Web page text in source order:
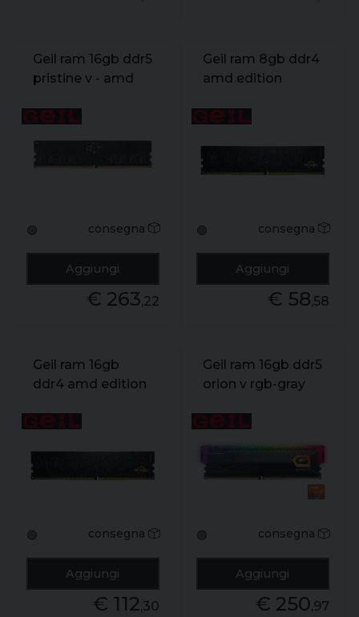
Geil ram 16gb ddr5
pristine v - amd
4800mhz 40-40-
🟢 consegna
Aggiungi
€ 263,22
Geil ram 8gb ddr4
amd edition
25600 3200mhz
🟢 consegna
Aggiungi
€ 58,58
Geil ram 16gb
ddr4 amd edition
25600 3200mhz
🟢 consegna
Aggiungi
€ 112,30
Geil ram 16gb ddr5
orion v rgb-gray
5200mhz 38-44-
🟢 consegna
Aggiungi
€ 250,97